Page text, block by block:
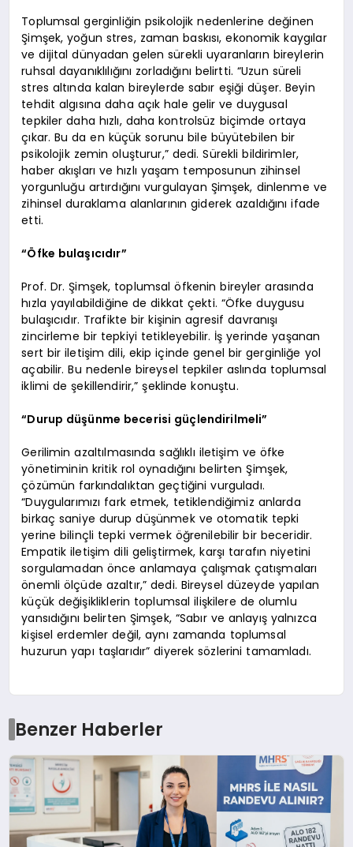
Toplumsal gerginliğin psikolojik nedenlerine değinen
Şimşek, yoğun stres, zaman baskısı, ekonomik kaygılar
ve dijital dünyadan gelen sürekli uyaranların bireylerin
ruhsal dayanıklılığını zorladığını belirtti. “Uzun süreli
stres altında kalan bireylerde sabır eşiği düşer. Beyin
tehdit algısına daha açık hale gelir ve duygusal
tepkiler daha hızlı, daha kontrolsüz biçimde ortaya
çıkar. Bu da en küçük sorunu bile büyütebilen bir
psikolojik zemin oluşturur,” dedi. Sürekli bildirimler,
haber akışları ve hızlı yaşam temposunun zihinsel
yorgunluğu artırdığını vurgulayan Şimşek, dinlenme ve
zihinsel duraklama alanlarının giderek azaldığını ifade
etti.
“Öfke bulaşıcıdır”
Prof. Dr. Şimşek, toplumsal öfkenin bireyler arasında
hızla yayılabildiğine de dikkat çekti. “Öfke duygusu
bulaşıcıdır. Trafikte bir kişinin agresif davranışı
zincirleme bir tepkiyi tetikleyebilir. İş yerinde yaşanan
sert bir iletişim dili, ekip içinde genel bir gerginliğe yol
açabilir. Bu nedenle bireysel tepkiler aslında toplumsal
iklimi de şekillendirir,” şeklinde konuştu.
“Durup düşünme becerisi güçlendirilmeli”
Gerilimin azaltılmasında sağlıklı iletişim ve öfke
yönetiminin kritik rol oynadığını belirten Şimşek,
çözümün farkındalıktan geçtiğini vurguladı.
“Duygularımızı fark etmek, tetiklendiğimiz anlarda
birkaç saniye durup düşünmek ve otomatik tepki
yerine bilinçli tepki vermek öğrenilebilir bir beceridir.
Empatik iletişim dili geliştirmek, karşı tarafın niyetini
sorgulamadan önce anlamaya çalışmak çatışmaları
önemli ölçüde azaltır,” dedi. Bireysel düzeyde yapılan
küçük değişikliklerin toplumsal ilişkilere de olumlu
yansıdığını belirten Şimşek, “Sabır ve anlayış yalnızca
kişisel erdemler değil, aynı zamanda toplumsal
huzurun yapı taşlarıdır” diyerek sözlerini tamamladı.
Benzer Haberler